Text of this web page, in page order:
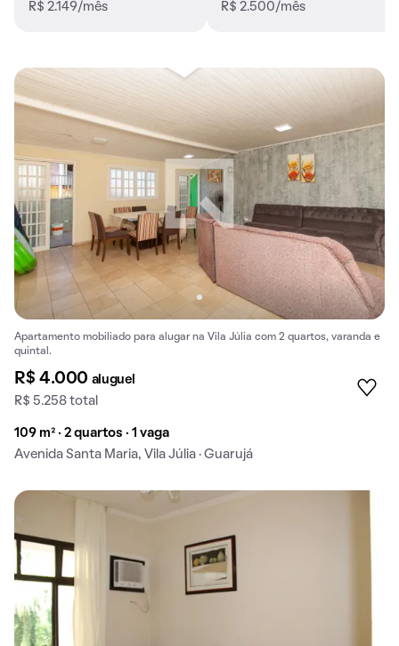
R$ 2.149/mês
R$ 2.500/mês
Apartamento mobiliado para alugar na Vila Júlia com 2 quartos, varanda e
quintal.
R$ 4.000 aluguel
R$ 5.258 total
109 m² · 2 quartos · 1 vaga
Avenida Santa Maria, Vila Júlia · Guarujá